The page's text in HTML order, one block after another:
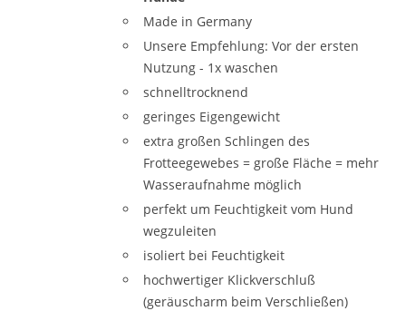
Made in Germany
Unsere Empfehlung: Vor der ersten
Nutzung - 1x waschen
schnelltrocknend
geringes Eigengewicht
extra großen Schlingen des
Frotteegewebes = große Fläche = mehr
Wasseraufnahme möglich
perfekt um Feuchtigkeit vom Hund
wegzuleiten
isoliert bei Feuchtigkeit
hochwertiger Klickverschluß
(geräuscharm beim Verschließen)